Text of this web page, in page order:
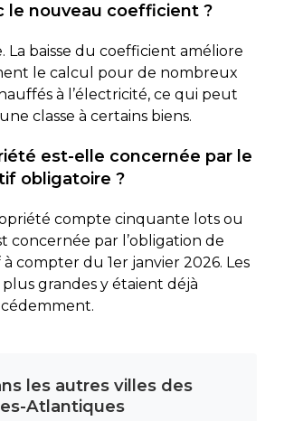
le nouveau coefficient ?
La baisse du coefficient améliore
le calcul pour de nombreux
à l’électricité, ce qui peut
classe à certains biens.
est-elle concernée par le
obligatoire ?
compte cinquante lots ou
concernée par l’obligation de
compter du 1er janvier 2026. Les
grandes y étaient déjà
les autres villes des
Atlantiques